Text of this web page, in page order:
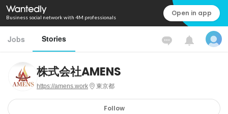
Business social network with 4M professionals Open in app
Jobs Stories
株式会社AMENS
https://amens.work 東京都
Follow